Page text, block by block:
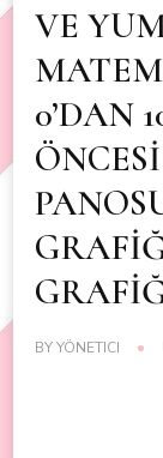
VE
0’DAN
BYYÖNETICI